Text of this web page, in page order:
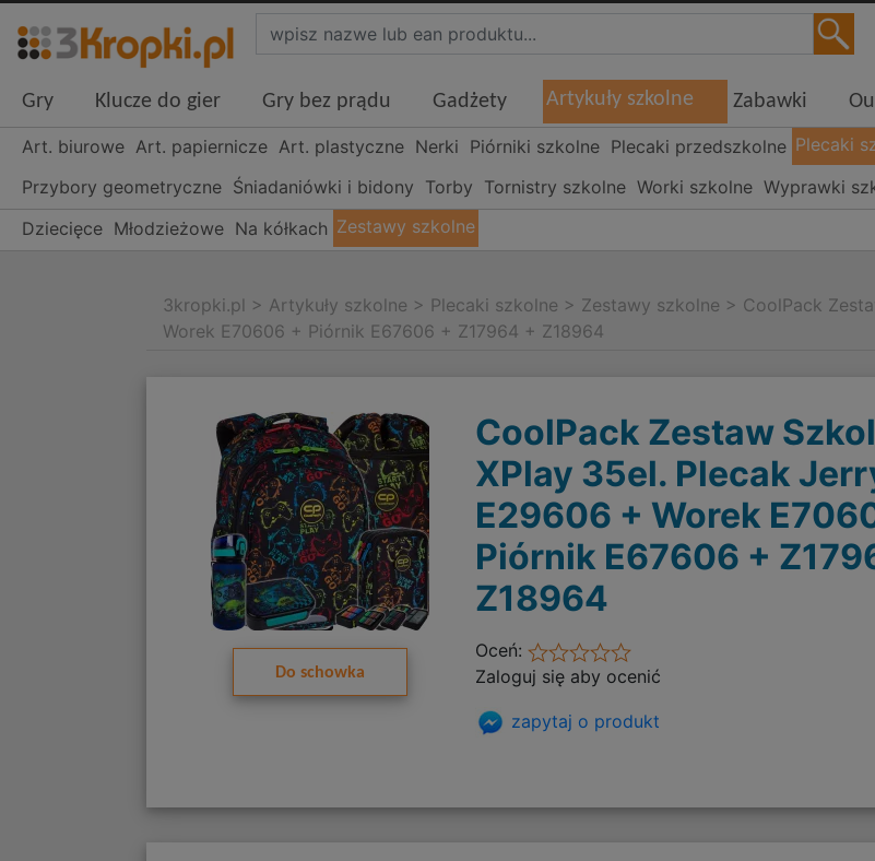
Gry Klucze do gier Gry bez prądu Gadżety Artykuły szkolne Zabawki
Art. biurowe Art. papiernicze Art. plastyczne Nerki Piórniki szkolne Plecaki przedszkolne Plecaki
Przybory geometryczne Śniadaniówki i bidony Torby Tornistry szkolne Worki szkolne Wyprawki
Dziecięce Młodzieżowe Na kółkach Zestawy szkolne
3kropki.pl > Artykuły szkolne > Plecaki szkolne > Zestawy szkolne > CoolPack
Worek E70606 + Piórnik E67606 + Z17964 + Z18964
Do schowka
CoolPack Zestaw
XPlay 35el. Plecak
E29606 + Worek
Piórnik E67606 +
Z18964
Oceń:
Zaloguj się aby ocenić
zapytaj o produkt